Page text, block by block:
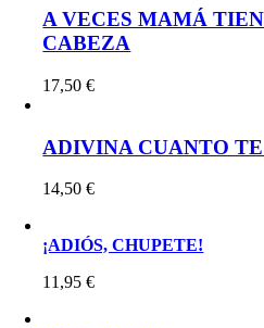
A VECES MAMÁ
CABEZA
17,50€
ADIVINA CUANTO
14,50€
¡ADIÓS, CHUPETE!
11,95€